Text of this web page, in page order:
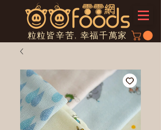
粒粒皆辛苦, 幸福千萬家